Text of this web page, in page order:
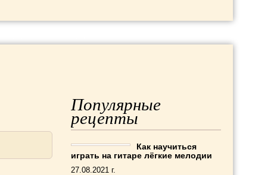
Популярные
рецепты
Как научиться
играть на гитаре лёгкие мелодии
27.08.2021 г.